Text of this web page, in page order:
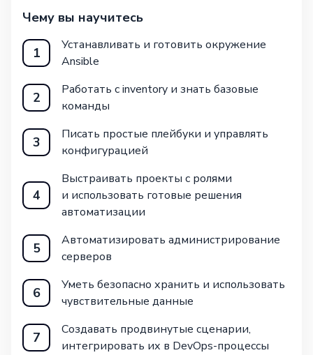
Чему вы научитесь
1
Устанавливать и готовить окружение
Ansible
2
Работать с inventory и знать базовые
команды
3
Писать простые плейбуки и управлять
конфигурацией
4
Выстраивать проекты с ролями
и использовать готовые решения
автоматизации
5
Автоматизировать администрирование
серверов
6
Уметь безопасно хранить и использовать
чувствительные данные
7
Создавать продвинутые сценарии,
интегрировать их в DevOps-процессы